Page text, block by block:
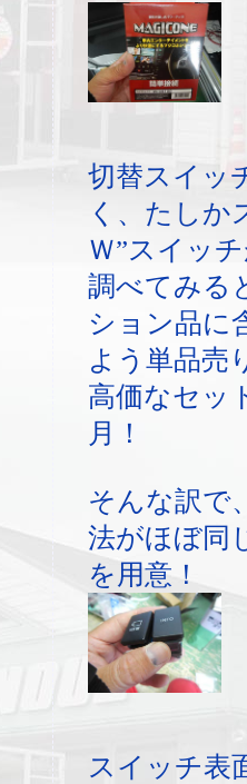
切替スイッ
く、たしか
Ｗ”スイッ
調べてみる
ション品に
よう単品売
高価なセッ
月！
そんな訳で
法がほぼ同
を用意！
スイッチ表